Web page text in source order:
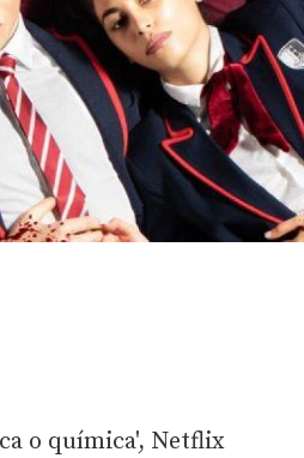
o química', Netflix